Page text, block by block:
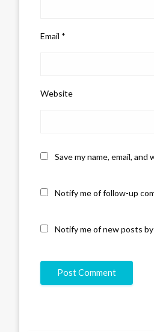
Email *
Website
Save my name, email,
Notify me of follow-up
Notify me of new posts by